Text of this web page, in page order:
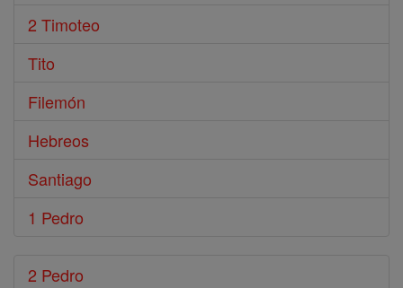
2 Timoteo
Tito
Filemón
Hebreos
Santiago
1 Pedro
2 Pedro